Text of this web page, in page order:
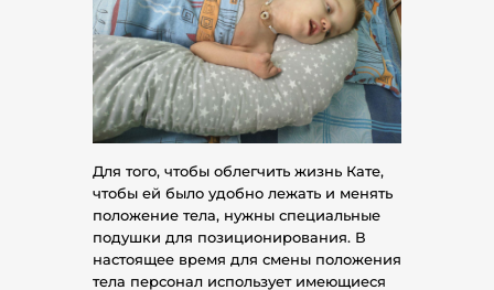
Для того, чтобы облегчить жизнь Кате,
чтобы ей было удобно лежать и менять
положение тела, нужны специальные
подушки для позиционирования. В
настоящее время для смены положения
тела персонал использует имеющиеся